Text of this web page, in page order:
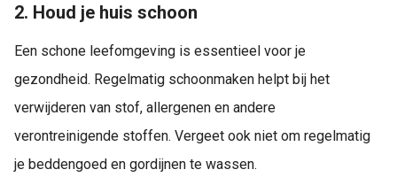
2. Houd je huis schoon
Een schone leefomgeving is essentieel voor je
gezondheid. Regelmatig schoonmaken helpt bij het
verwijderen van stof, allergenen en andere
verontreinigende stoffen. Vergeet ook niet om regelmatig
je beddengoed en gordijnen te wassen.